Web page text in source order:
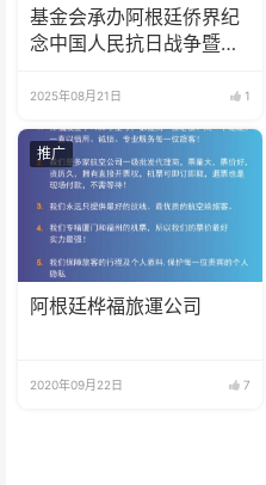
基金会承办阿根廷侨界纪
念中国人民抗日战争暨世
年文艺汇演
2025年08月21日 1
推广
阿根廷桦福旅運公司
2020年09月22日 7